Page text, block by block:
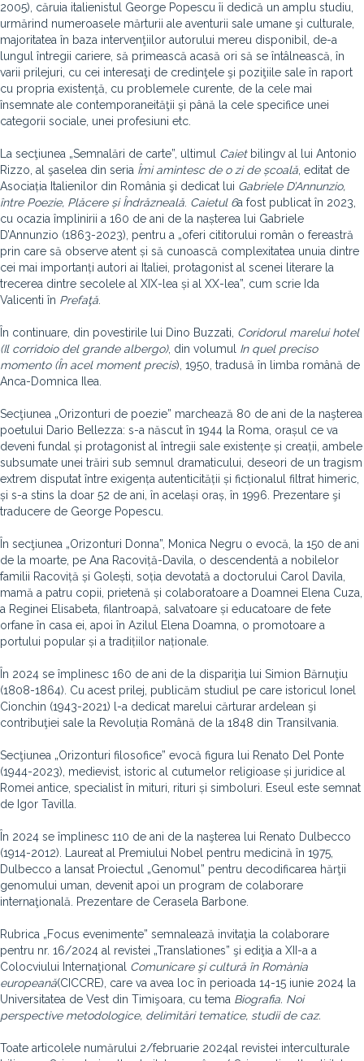
2005), căruia italienistul George Popescu îi dedică un amplu studiu,
urmărind numeroasele mărturii ale aventurii sale umane şi culturale,
majoritatea în baza intervenţiilor autorului mereu disponibil, de-a
lungul întregii cariere, să primească acasă ori să se întâlnească, în
varii prilejuri, cu cei interesaţi de credinţele şi poziţiile sale în raport
cu propria existenţă, cu problemele curente, de la cele mai
însemnate ale contemporaneităţii şi până la cele specifice unei
categorii sociale, unei profesiuni etc.
La secţiunea „Semnalări de carte”, ultimul Caietbilingv al lui Antonio
Rizzo, al şaselea din seria Îmi amintesc de o zi de școală , editat de
Asociația Italienilor din România şi dedicat lui Gabriele D’Annunzio,
între Poezie, Plăcere și Îndrăzneală Caietul 6a fost publicat în 2023,
cu ocazia împlinirii a 160 de ani de la nașterea lui Gabriele
D’Annunzio (1863-2023), pentru a „oferi cititorului român o fereastră
prin care să observe atent și să cunoască complexitatea unuia dintre
cei mai importanți autori ai Italiei, protagonist al scenei literare la
trecerea dintre secolele al XIX-lea și al XX-lea”, cum scrie Ida
Valicenti în Prefaţă
În continuare, din povestirile lui Dino Buzzati, Coridorul marelui hotel
(Il corridoio del grande albergo), din volumul In quel preciso
momento (În acel moment precis), 1950, tradusă în limba română de
Anca-Domnica Ilea.
Secţiunea „Orizonturi de poezie” marchează 80 de ani de la naşterea
poetului Dario Bellezza: s-a născut în 1944 la Roma, orașul ce va
deveni fundal și protagonist al întregii sale existențe și creații, ambele
subsumate unei trăiri sub semnul dramaticului, deseori de un tragism
extrem disputat între exigența autenticității și ficționalul filtrat himeric,
și s-a stins la doar 52 de ani, în același oraș, în 1996. Prezentare şi
traducere de George Popescu.
În secţiunea „Orizonturi Donna”, Monica Negru o evocă, la 150 de ani
de la moarte, pe Ana Racoviță-Davila, o descendentă a nobilelor
familii Racoviță și Golești, soția devotată a doctorului Carol Davila,
mamă a patru copii, prietenă și colaboratoare a Doamnei Elena Cuza,
a Reginei Elisabeta, filantroapă, salvatoare și educatoare de fete
orfane în casa ei, apoi în Azilul Elena Doamna, o promotoare a
portului popular și a tradițiilor naționale.
În 2024 se împlinesc 160 de ani de la dispariţia lui Simion Bărnuţiu
(1808-1864). Cu acest prilej, publicăm studiul pe care istoricul Ionel
Cionchin (1943-2021) l-a dedicat marelui cărturar ardelean şi
contribuţiei sale la Revoluția Română de la 1848 din Transilvania.
Secţiunea „Orizonturi filosofice” evocă figura lui Renato Del Ponte
(1944-2023), medievist, istoric al cutumelor religioase și juridice al
Romei antice, specialist în mituri, rituri și simboluri. Eseul este semnat
de Igor Tavilla.
În 2024 se împlinesc 110 de ani de la naşterea lui Renato Dulbecco
(1914-2012). Laureat al Premiului Nobel pentru medicină în 1975,
Dulbecco a lansat Proiectul „Genomul” pentru decodificarea hărţii
genomului uman, devenit apoi un program de colaborare
internaţională. Prezentare de Cerasela Barbone.
Rubrica „Focus evenimente” semnalează invitaţia la colaborare
pentru nr. 16/2024 al revistei „Translationes” şi ediţia a XII-a a
Colocviului Internaţional Comunicare şi cultură în Romània
europeană(CICCRE), care va avea loc în perioada 14-15 iunie 2024 la
Universitatea de Vest din Timişoara, cu tema Biografia. Noi
perspective metodologice, delimitări tematice, studii de caz.
Toate articolele numărului 2/februarie 2024al revistei interculturale